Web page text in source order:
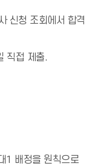
신청 조회에서 합격
직접 제출.
1 배정을 원칙으로